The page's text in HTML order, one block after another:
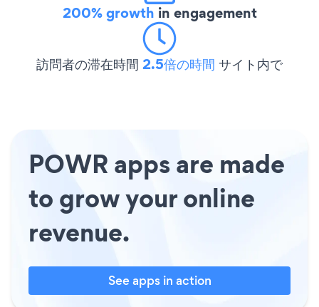
200% growth in engagement
訪問者の滞在時間 2.5倍の時間 サイト内で
POWR apps are made
to grow your online
revenue.
See apps in action